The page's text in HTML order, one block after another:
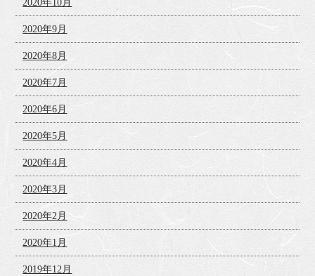
2020年10月
2020年9月
2020年8月
2020年7月
2020年6月
2020年5月
2020年4月
2020年3月
2020年2月
2020年1月
2019年12月